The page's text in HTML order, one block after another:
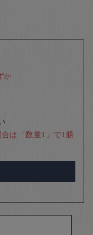
か
は「数量1」で1膳